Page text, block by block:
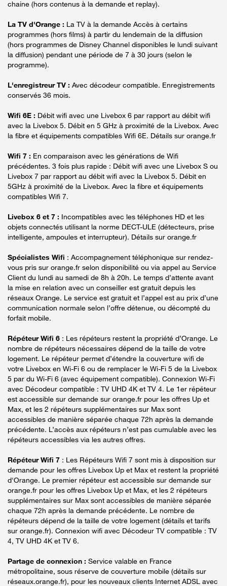
chaine (hors contenus à la demande et replay).
La TV d'Orange : La TV à la demande Accès à certains
programmes (hors films) à partir du lendemain de la diffusion
(hors programmes de Disney Channel disponibles le lundi suivant
la diffusion) pendant une période de 7 à 30 jours (selon le
programme).
L'enregistreur TV : Avec décodeur compatible. Enregistrements
conservés 36 mois.
Wifi 6E : Débit wifi avec une Livebox 6 par rapport au débit wifi
avec la Livebox 5. Débit en 5 GHz à proximité de la Livebox. Avec
la fibre et équipements compatibles Wifi 6E. Détails sur orange.fr
Wifi 7 : En comparaison avec les générations de Wifi
précédentes. 3 fois plus rapide : Débit wifi avec une Livebox S ou
Livebox 7 par rapport au débit wifi avec la Livebox 5. Débit en
5GHz à proximité de la Livebox. Avec la fibre et équipements
compatibles Wifi 7.
Livebox 6 et 7 : Incompatibles avec les téléphones HD et les
objets connectés utilisant la norme DECT-ULE (détecteurs, prise
intelligente, ampoules et interrupteur). Détails sur orange.fr
Spécialistes Wifi : Accompagnement téléphonique sur rendez-
vous pris sur orange.fr selon disponibilité ou via appel au Service
Client du lundi au samedi de 8h à 20h. Le temps d’attente avant
la mise en relation avec un conseiller est gratuit depuis les
réseaux Orange. Le service est gratuit et l’appel est au prix d’une
communication normale selon l’offre détenue, ou décompté du
forfait mobile.
Répéteur Wifi 6 : Les répéteurs restent la propriété d’Orange. Le
nombre de répéteurs nécessaires dépend de la taille de votre
logement. Le répéteur permet d’étendre la couverture wifi de
votre Livebox en Wi-Fi 6 ou de remplacer le Wi-Fi 5 de la Livebox
5 par du Wi-Fi 6 (avec équipement compatible). Connexion Wi-Fi
avec Décodeur compatible : TV UHD 4K et TV 4. Le 1er répéteur
est accessible sur demande sur orange.fr pour les offres Up et
Max, et les 2 répéteurs supplémentaires sur Max sont
accessibles de manière séparée chaque 72h après la demande
précédente. L’accès aux répéteurs n’est pas cumulable avec les
répéteurs accessibles via les autres offres.
Répéteur Wifi 7 : Les Répéteurs Wifi 7 sont mis à disposition sur
demande pour les offres Livebox Up et Max et restent la propriété
d'Orange. Le premier répéteur est accessible sur demande sur
orange.fr pour les offres Livebox Up et Max, et les 2 répéteurs
supplémentaires sur Max sont accessibles de manière séparée
chaque 72h après la demande précédente. Le nombre de
répéteurs dépend de la taille de votre logement (détails et tarifs
sur orange.fr). Connexion wifi avec Décodeur TV compatible : TV
4, TV UHD 4K et TV 6.
Partage de connexion : Service valable en France
métropolitaine, sous réserve de couverture mobile (détails sur
réseaux.orange.fr), pour les nouveaux clients Internet ADSL avec